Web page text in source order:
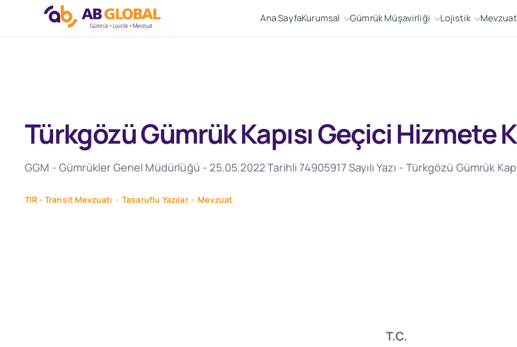
Ana SayfaKurumsal Gümrük Müşavirliği Lojistik Mevzuat
Türkgözü Gümrük Kapısı Geçici Hizmete
GGM - Gümrükler Genel Müdürlüğü - 25.05.2022 Tarihli 74905917 Sayılı Yazı - Türkgözü Gümrük
TIR - Transit Mevzuatı • Tasaruflu Yazılar• Mevzuat
T.C.